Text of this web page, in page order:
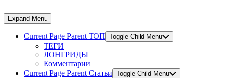
Expand Menu
Current Page Parent ТОП Toggle Child Menu
ТЕГИ
ЛОНГРИДЫ
Комментарии
Current Page Parent Статьи Toggle Child Menu